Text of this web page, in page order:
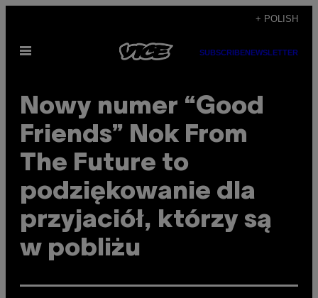
content
+ POLISH
Open
SUBSCRIBENEWSLETTER
Nowy numer “Good
Friends” Nok From
The Future to
podziękowanie dla
przyjaciół, którzy są
w pobliżu